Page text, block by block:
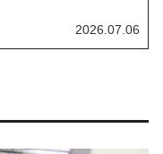
2026.07.06